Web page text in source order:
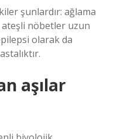
şunlardır: ağlama
nöbetler uzun
olarak da
aşılar